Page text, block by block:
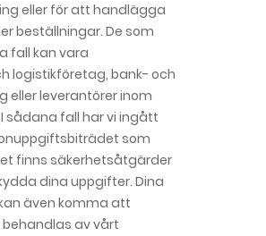
eller för att handlägga
beställningar. De som
fall kan vara
logistikföretag, bank- och
eller leverantörer inom
sådana fall har vi ingått
som
finns säkerhetsåtgärder
dina uppgifter. Dina
även komma att
av vårt